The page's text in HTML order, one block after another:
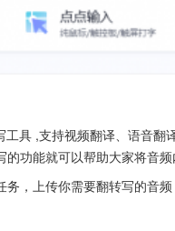
具 ,支持视频翻译、语音翻
功能就可以帮助大家将音频
，上传你需要翻转写的音频